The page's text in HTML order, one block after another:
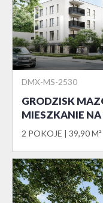
DMX-MS-2530
GRODZISK
MIESZKANIE NA
2 POKOJE 39,90 M²